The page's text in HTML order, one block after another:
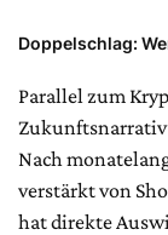
Doppelschlag:
Parallel zum
Nach
verstärkt von
hat direkte